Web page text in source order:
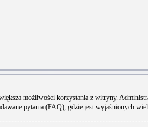
możliwości korzystania z witryny.
pytania (FAQ), gdzie jest wyjaśnionych